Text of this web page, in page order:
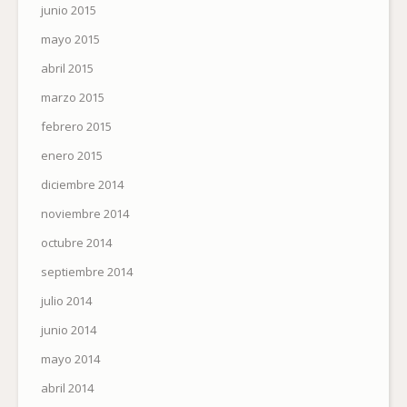
junio 2015
mayo 2015
abril 2015
marzo 2015
febrero 2015
enero 2015
diciembre 2014
noviembre 2014
octubre 2014
septiembre 2014
julio 2014
junio 2014
mayo 2014
abril 2014